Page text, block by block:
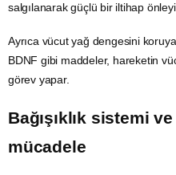
salgılanarak güçlü bir iltihap
Ayrıca vücut yağ dengesini
BDNF gibi maddeler, hareketin
görev yapar.
Bağışıklık sistemi
mücadele